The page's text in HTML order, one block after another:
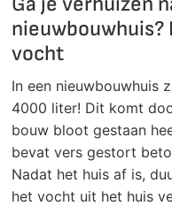
vocht
In een nieuwbouwhuis
4000 liter! Dit komt
bouw bloot gestaan
bevat vers gestort
Nadat het huis af is,
het vocht uit het huis